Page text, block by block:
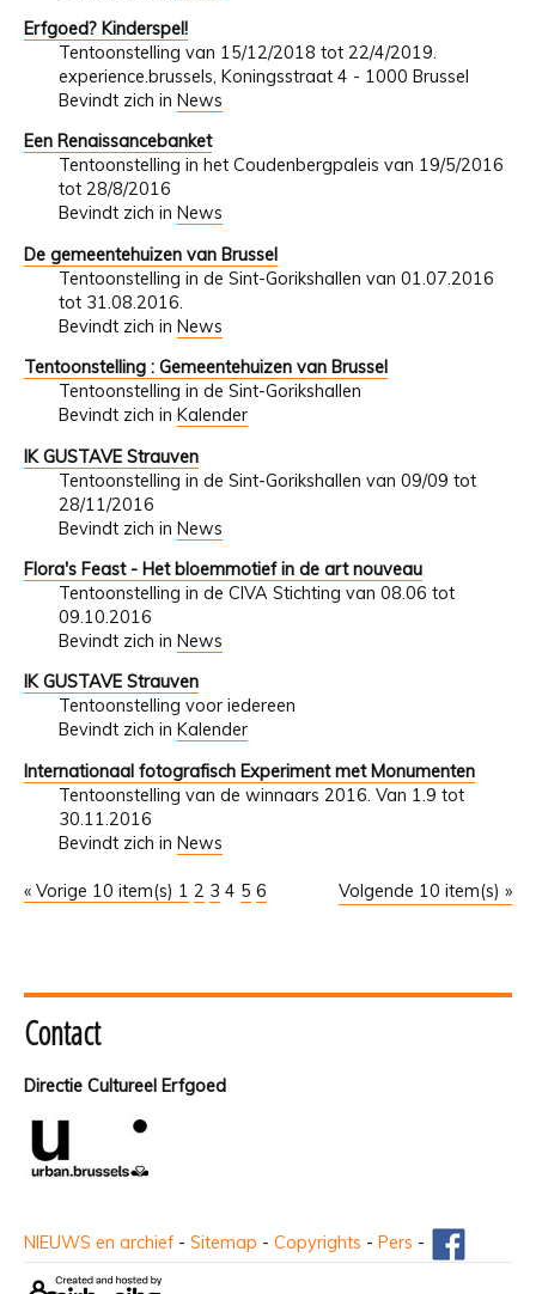
Erfgoed? Kinderspel!
Tentoonstelling van 15/12/2018 tot 22/4/2019.
experience.brussels, Koningsstraat 4 - 1000 Brussel
Bevindt zich in News
Een Renaissancebanket
Tentoonstelling in het Coudenbergpaleis van 19/5/2016
tot 28/8/2016
Bevindt zich in News
De gemeentehuizen van Brussel
Tentoonstelling in de Sint-Gorikshallen van 01.07.2016
tot 31.08.2016.
Bevindt zich in News
Tentoonstelling : Gemeentehuizen van Brussel
Tentoonstelling in de Sint-Gorikshallen
Bevindt zich in Kalender
IK GUSTAVE Strauven
Tentoonstelling in de Sint-Gorikshallen van 09/09 tot
28/11/2016
Bevindt zich in News
Flora's Feast - Het bloemmotief in de art nouveau
Tentoonstelling in de CIVA Stichting van 08.06 tot
09.10.2016
Bevindt zich in News
IK GUSTAVE Strauven
Tentoonstelling voor iedereen
Bevindt zich in Kalender
Internationaal fotografisch Experiment met Monumenten
Tentoonstelling van de winnaars 2016. Van 1.9 tot
30.11.2016
Bevindt zich in News
« Vorige 10 item(s) Volgende 10 item(s) »
1 2 3 4 5 6
Contact
Directie Cultureel Erfgoed
NIEUWS en archief - Sitemap - Copyrights - Pers -